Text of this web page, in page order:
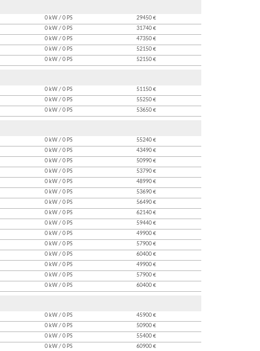
0 kW / 0 PS
29450 €
0 kW / 0 PS
31740 €
0 kW / 0 PS
47350 €
0 kW / 0 PS
52150 €
0 kW / 0 PS 52150 €
0 kW / 0 PS
51150 €
0 kW / 0 PS
55250 €
0 kW / 0 PS 53650 €
0 kW / 0 PS
55240 €
0 kW / 0 PS
43490 €
0 kW / 0 PS
50990 €
0 kW / 0 PS
53790 €
0 kW / 0 PS
48990 €
0 kW / 0 PS
53690 €
0 kW / 0 PS
56490 €
0 kW / 0 PS
62140 €
0 kW / 0 PS
59440 €
0 kW / 0 PS
49900 €
0 kW / 0 PS
57900 €
0 kW / 0 PS
60400 €
0 kW / 0 PS
49900 €
0 kW / 0 PS
57900 €
0 kW / 0 PS 60400 €
0 kW / 0 PS
45900 €
0 kW / 0 PS
50900 €
0 kW / 0 PS
55400 €
0 kW / 0 PS 60900 €